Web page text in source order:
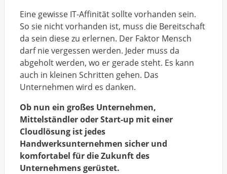
Eine gewisse IT-Affinität sollte vorhanden sein.
So sie nicht vorhanden ist, muss die Bereitschaft
da sein diese zu erlernen. Der Faktor Mensch
darf nie vergessen werden. Jeder muss da
abgeholt werden, wo er gerade steht. Es kann
auch in kleinen Schritten gehen. Das
Unternehmen wird es danken.
Ob nun ein großes Unternehmen,
Mittelständler oder Start-up mit einer
Cloudlösung ist jedes
Handwerksunternehmen sicher und
komfortabel für die Zukunft des
Unternehmens gerüstet.